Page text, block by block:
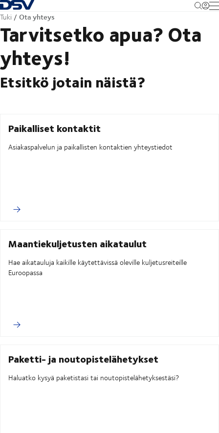
Takaisin kotisivulle
Tuki Ota yhteys
Tarvitsetko apua? Ota
yhteys!
Etsitkö jotain näistä?
Paikalliset kontaktit
Asiakaspalvelun ja paikallisten kontaktien yhteystiedot
Maantiekuljetusten aikataulut
Hae aikatauluja kaikille käytettävissä oleville kuljetusreiteille
Euroopassa
Paketti- ja noutopistelähetykset
Haluatko kysyä paketistasi tai noutopistelähetyksestäsi?